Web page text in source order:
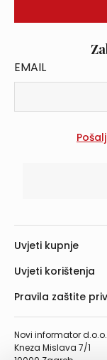
EMAIL
Novi informator d.o.o.
Kneza Mislava 7/1
Uvjeti kupnje
Uvjeti korištenja
Pravila zaštite